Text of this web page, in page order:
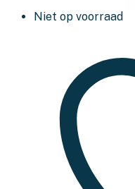
Niet op voorraad